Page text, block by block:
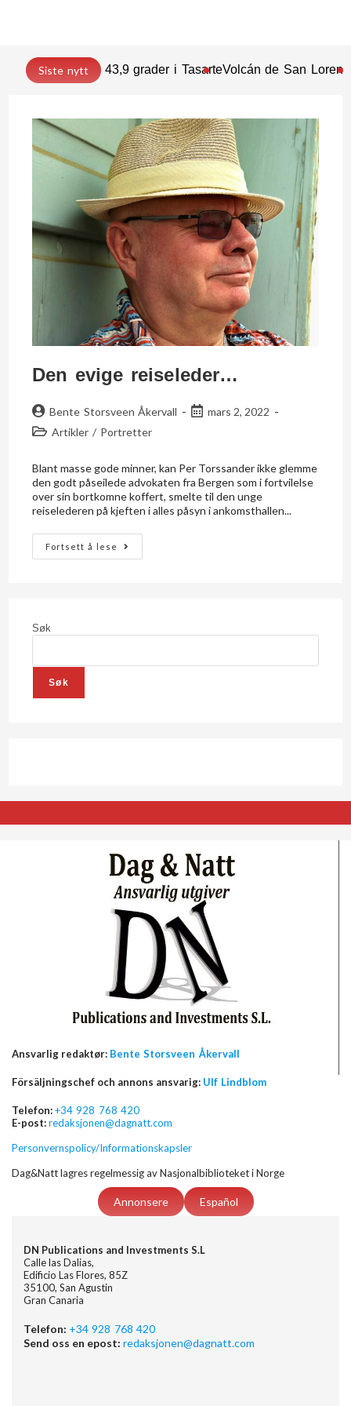
Siste nytt 43,9 grader i TasarteVolcán de San
Den evige reiseleder…
Bente Storsveen Åkervall
mars 2, 2022
Artikler / Portretter
Blant masse gode minner, kan Per Torssander ikke glemme
den godt påseilede advokaten fra Bergen som i fortvilelse
over sin bortkomne koffert, smelte til den unge
reiselederen på kjeften i alles påsyn i ankomsthallen...
Fortsett å lese
Søk
Søk
Ansvarlig redaktør: Bente Storsveen Åkervall
Försäljningschef och annons ansvarig: Ulf Lindblom
Telefon:+34 928 768 420
E-post:redaksjonen@dagnatt.com
Personvernspolicy/Informationskapsler
Dag&Natt lagres regelmessig av Nasjonalbiblioteket i Norge
Annonsere Español
DN Publications and Investments S.L
Calle las Dalias,
Edificio Las Flores, 85Z
35100, San Agustin
Gran Canaria
Telefon: +34 928 768 420
Send oss en epost: redaksjonen@dagnatt.com